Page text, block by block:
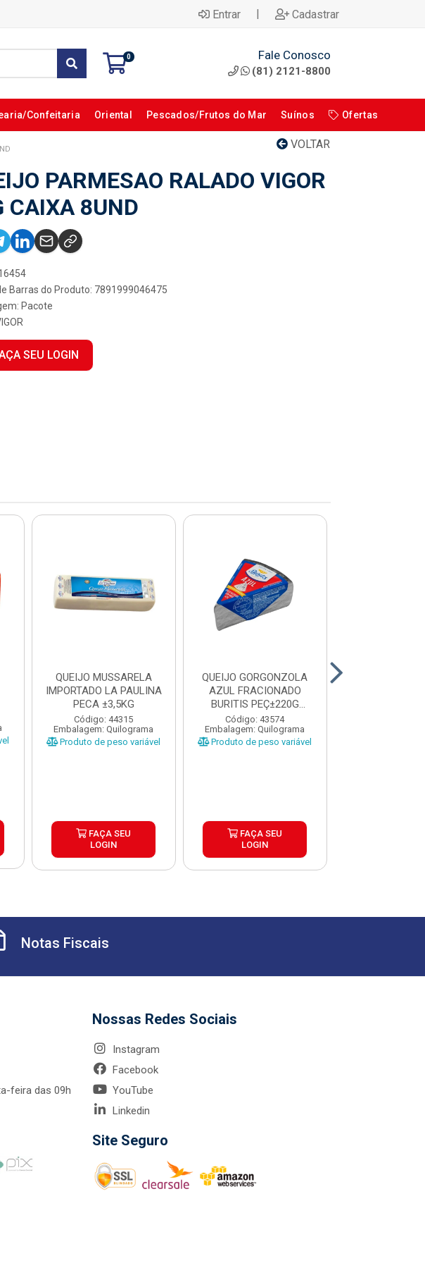
Entrar | Cadastrar
0 Fale Conosco
(81) 2121-8800
Confeitaria Oriental Pescados/Frutos do Mar Suínos Ofertas
VOLTAR
PARMESAO RALADO VIGOR
CAIXA 8UND
Barras do Produto: 7891999046475
Pacote
SEU LOGIN
QUEIJO MUSSARELA
IMPORTADO LA PAULINA
PECA ±3,5KG
Código: 44315
Embalagem: Quilograma
Produto de peso variável
FAÇA SEU
LOGIN
QUEIJO GORGONZOLA
AZUL FRACIONADO
BURITIS PEÇ±220G
CX±8K
Código: 43574
Embalagem: Quilograma
Produto de peso variável
FAÇA SEU
LOGIN
Notas Fiscais
feira das 09h
Nossas Redes Sociais
Instagram
Facebook
YouTube
Linkedin
Site Seguro